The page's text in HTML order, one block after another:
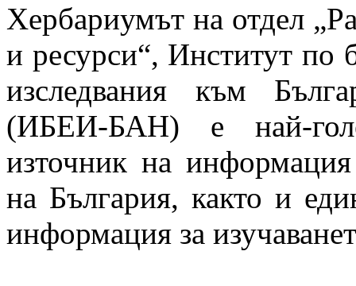
Хербариумът на отдел
и ресурси“, Институт по
изследвания към
(ИБЕИ-БАН) е най-
източник на информация
на България, както и
информация за